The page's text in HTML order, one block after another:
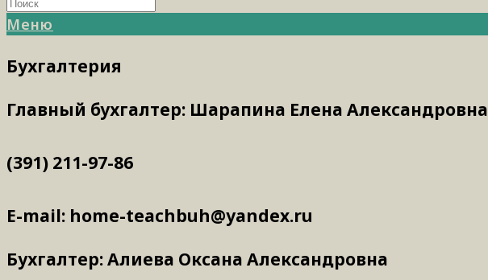
Меню
Бухгалтерия
Главный бухгалтер: Шарапина Елена Александровна
(391) 211-97-86
E-mail: home-teachbuh@yandex.ru
Бухгалтер: Алиева Оксана Александровна